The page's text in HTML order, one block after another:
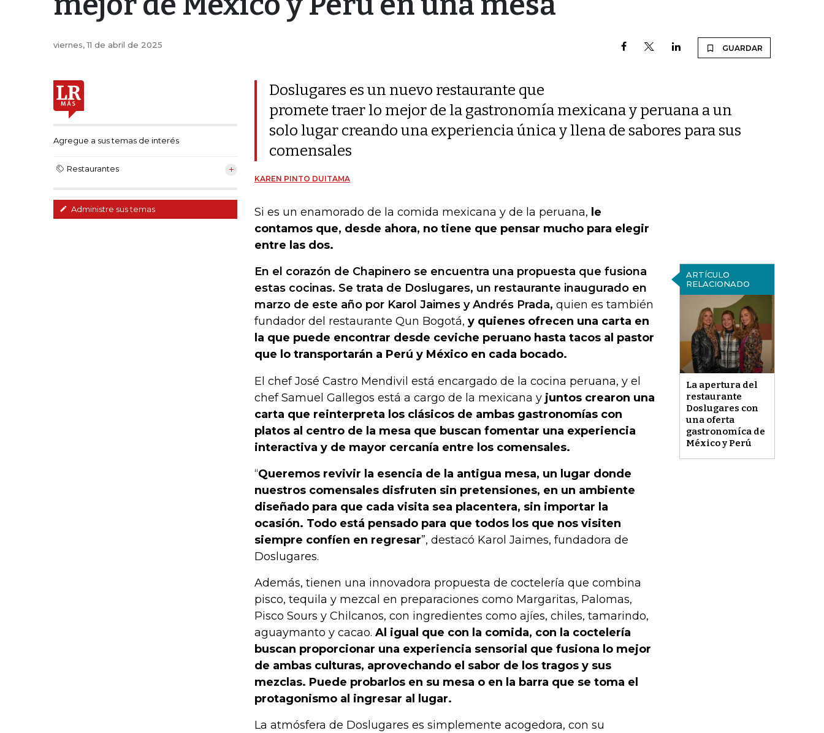
viernes, 11 de abril de 2025 GUARDAR
Agregue a sus temas de interés
Restaurantes
Administre sus temas
Doslugares es un nuevo restaurante que
promete traer lo mejor de la gastronomía mexicana y peruana a un
solo lugar creando una experiencia única y llena de sabores para sus
comensales
KAREN PINTO DUITAMA
Si es un enamorado de la comida mexicana y de la peruana, le
contamos que, desde ahora, no tiene que pensar mucho para elegir
entre las dos.
ARTÍCULO
RELACIONADO
La apertura del
restaurante
Doslugares con
una oferta
gastronomíca de
México y Perú
En el corazón de Chapinero se encuentra una propuesta que fusiona
estas cocinas. Se trata de Doslugares, un restaurante inaugurado en
marzo de este año por Karol Jaimes y Andrés Prada, quien es también
fundador del restaurante Qun Bogotá, y quienes ofrecen una carta en
la que puede encontrar desde ceviche peruano hasta tacos al pastor
que lo transportarán a Perú y México en cada bocado.
El chef José Castro Mendivil está encargado de la cocina peruana, y el
chef Samuel Gallegos está a cargo de la mexicana y juntos crearon una
carta que reinterpreta los clásicos de ambas gastronomías con
platos al centro de la mesa que buscan fomentar una experiencia
interactiva y de mayor cercanía entre los comensales.
“Queremos revivir la esencia de la antigua mesa, un lugar donde
nuestros comensales disfruten sin pretensiones, en un ambiente
diseñado para que cada visita sea placentera, sin importar la
ocasión. Todo está pensado para que todos los que nos visiten
siempre confíen en regresar”, destacó Karol Jaimes, fundadora de
Doslugares.
Además, tienen una innovadora propuesta de coctelería que combina
pisco, tequila y mezcal en preparaciones como Margaritas, Palomas,
Pisco Sours y Chilcanos, con ingredientes como ajíes, chiles, tamarindo,
aguaymanto y cacao. Al igual que con la comida, con la coctelería
buscan proporcionar una experiencia sensorial que fusiona lo mejor
de ambas culturas, aprovechando el sabor de los tragos y sus
mezclas. Puede probarlos en su mesa o en la barra que se toma el
protagonismo al ingresar al lugar.
La atmósfera de Doslugares es simplemente acogedora, con su